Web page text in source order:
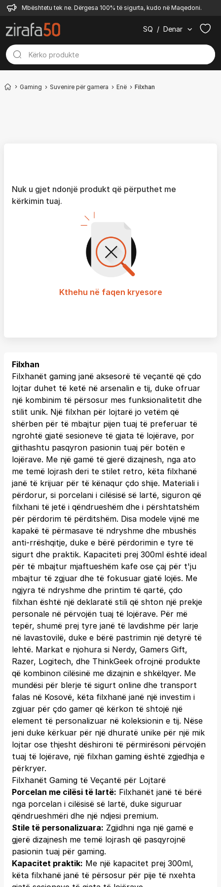
Mbështetu tek ne. Dërgesa 100% të sigurta, kudo në Maqedoni.
SQ / Denar
Gaming Suvenire për gamera Enë Filxhan
Nuk u gjet ndonjë produkt që përputhet me
kërkimin tuaj.
Kthehu në faqen kryesore
Filxhan
Filxhanët gaming janë aksesorë të veçantë që çdo
lojtar duhet të ketë në arsenalin e tij, duke ofruar
një kombinim të përsosur mes funksionalitetit dhe
stilit unik. Një filxhan për lojtarë jo vetëm që
shërben për të mbajtur pijen tuaj të preferuar të
ngrohtë gjatë sesioneve të gjata të lojërave, por
gjithashtu pasqyron pasionin tuaj për botën e
lojërave. Me një gamë të gjerë dizajnesh, nga ato
me temë lojrash deri te stilet retro, këta filxhanë
janë të krijuar për të kënaqur çdo shije. Materiali i
përdorur, si porcelani i cilësisë së lartë, siguron që
filxhani të jetë i qëndrueshëm dhe i përshtatshëm
për përdorim të përditshëm. Disa modele vijnë me
kapakë të përmasave të ndryshme dhe mbushës
anti-rrëshqitje, duke e bërë përdorimin e tyre të
sigurt dhe praktik. Kapaciteti prej 300ml është ideal
për të mbajtur mjaftueshëm kafe ose çaj për t'ju
mbajtur të zgjuar dhe të fokusuar gjatë lojës. Me
ngjyra të ndryshme dhe printim të qartë, çdo
filxhan është një deklaratë stili që shton një prekje
personale në përvojën tuaj të lojërave. Për më
tepër, shumë prej tyre janë të lavdishme për larje
në lavastovilë, duke e bërë pastrimin një detyrë të
lehtë. Markat e njohura si Nerdy, Gamers Gift,
Razer, Logitech, dhe ThinkGeek ofrojnë produkte
që kombinon cilësinë me dizajnin e shkëlqyer. Me
mundësi për blerje të sigurt online dhe transport
falas në Kosovë, këta filxhanë janë një investim i
zgjuar për çdo gamer që kërkon të shtojë një
element të personalizuar në koleksionin e tij. Nëse
jeni duke kërkuar për një dhuratë unike për një mik
lojtar ose thjesht dëshironi të përmirësoni përvojën
tuaj të lojërave, një filxhan gaming është zgjedhja e
përkryer.
Filxhanët Gaming të Veçantë për Lojtarë
Porcelan me cilësi të lartë: Filxhanët janë të bërë
nga porcelan i cilësisë së lartë, duke siguruar
qëndrueshmëri dhe një ndjesi premium.
Stile të personalizuara: Zgjidhni nga një gamë e
gjerë dizajnesh me temë lojrash që pasqyrojnë
pasionin tuaj për gaming.
Kapacitet praktik: Me një kapacitet prej 300ml,
këta filxhanë janë të përsosur për pije të nxehta